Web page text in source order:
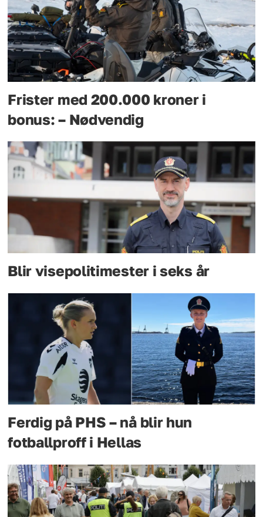
Frister med 200.000 kroner i
bonus: – Nødvendig
Blir visepolitimester i seks år
Ferdig på PHS – nå blir hun
fotballproff i Hellas